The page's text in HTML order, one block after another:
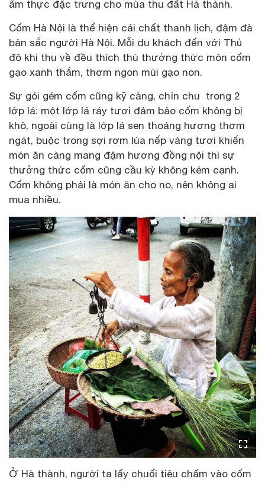
ẩm thực đặc trưng cho mùa thu đất Hà thành.
Cốm Hà Nội là thể hiện cái chất thanh lịch, đậm đà
bản sắc người Hà Nội. Mỗi du khách đến với Thủ
đô khi thu về đều thích thú thưởng thức món cốm
gạo xanh thắm, thơm ngon mùi gạo non.
Sự gói gém cốm cũng kỹ càng, chỉn chu trong 2
lớp lá: một lớp lá ráy tươi đảm bảo cốm không bị
khô, ngoài cùng là lớp lá sen thoảng hương thơm
ngát, buộc trong sợi rơm lúa nếp vàng tươi khiến
món ăn càng mang đậm hương đồng nội thì sự
thưởng thức cốm cũng cầu kỳ không kém cạnh.
Cốm không phải là món ăn cho no, nên không ai
mua nhiều.
Ở Hà thành, người ta lấy chuối tiêu chấm vào cốm